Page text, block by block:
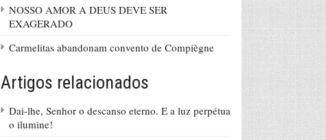
NOSSO AMOR A DEUS DEVE SER
EXAGERADO
Carmelitas abandonam convento de Compiègne
Artigos relacionados
Dai-lhe, Senhor o descanso eterno. E a luz perpétua
o ilumine!